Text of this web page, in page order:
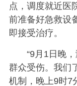
点，调度就近医
前准备好急救设
即接受治疗。
“9月1日晚
群众受伤。我们
机制，晚上9时7